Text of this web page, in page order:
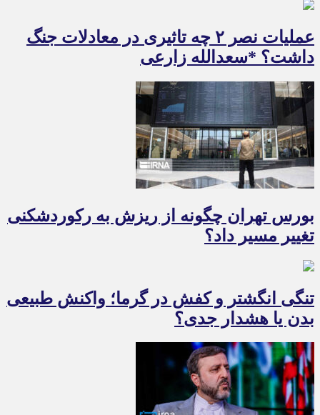
عملیات نصر ۲ چه تاثیری در معادلات جنگ
داشت؟ *سعدالله زارعی
بورس تهران چگونه از ریزش به رکوردشکنی
تغییر مسیر داد؟
تنگی انگشتر و کفش در گرما؛ واکنش طبیعی
بدن یا هشدار جدی؟